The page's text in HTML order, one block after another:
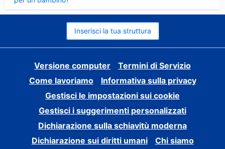
Inserisci la tua struttura
Versione computer
Termini di Servizio
Come lavoriamo
Informativa sulla privacy
Gestisci le impostazioni sui cookie
Gestisci i suggerimenti personalizzati
Dichiarazione sulla schiavitù moderna
Dichiarazione sui diritti umani
Chi siamo